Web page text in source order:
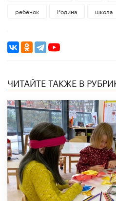
ребенок
Родина школа
ЧИТАЙТЕ ТАКЖЕ В